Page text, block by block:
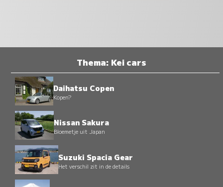
Thema: Kei cars
Daihatsu Copen
Kopen?
Nissan Sakura
Bloemetje uit Japan
Suzuki Spacia Gear
Het verschil zit in de details